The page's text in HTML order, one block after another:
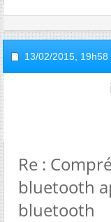
13/02/2015, 19h58
Re :
bluetooth
bluetooth